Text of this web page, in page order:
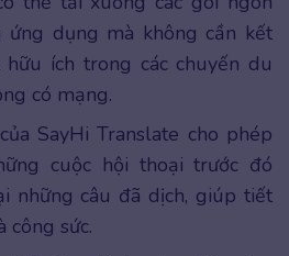
ứng dụng mà không cần kết
ích trong các chuyến du
có mạng.
SayHi Translate cho phép
cuộc hội thoại trước đó
những câu đã dịch, giúp tiết
công sức.